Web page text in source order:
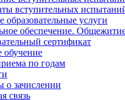
вступительных
образовательные услуги
обеспечение.
сертификат
обучение
по годам
о зачислении
связь